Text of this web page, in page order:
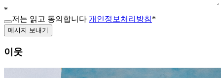
*
저는 읽고 동의합니다 개인정보처리방침*
메시지 보내기
이웃